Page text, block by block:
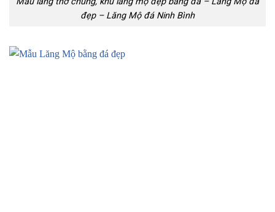
đẹp – Lăng Mộ đá Ninh Bình